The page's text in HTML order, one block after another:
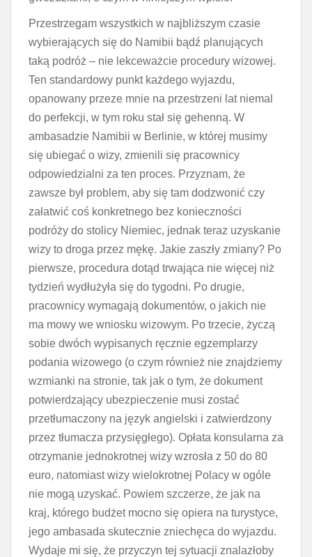
Przestrzegam wszystkich w najbliższym czasie
wybierających się do Namibii bądź planujących
taką podróż – nie lekceważcie procedury wizowej.
Ten standardowy punkt każdego wyjazdu,
opanowany przeze mnie na przestrzeni lat niemal
do perfekcji, w tym roku stał się gehenną. W
ambasadzie Namibii w Berlinie, w której musimy
się ubiegać o wizy, zmienili się pracownicy
odpowiedzialni za ten proces. Przyznam, że
zawsze był problem, aby się tam dodzwonić czy
załatwić coś konkretnego bez konieczności
podróży do stolicy Niemiec, jednak teraz uzyskanie
wizy to droga przez mękę. Jakie zaszły zmiany? Po
pierwsze, procedura dotąd trwająca nie więcej niż
tydzień wydłużyła się do tygodni. Po drugie,
pracownicy wymagają dokumentów, o jakich nie
ma mowy we wniosku wizowym. Po trzecie, życzą
sobie dwóch wypisanych ręcznie egzemplarzy
podania wizowego (o czym również nie znajdziemy
wzmianki na stronie, tak jak o tym, że dokument
potwierdzający ubezpieczenie musi zostać
przetłumaczony na język angielski i zatwierdzony
przez tłumacza przysięgłego). Opłata konsularna za
otrzymanie jednokrotnej wizy wzrosła z 50 do 80
euro, natomiast wizy wielokrotnej Polacy w ogóle
nie mogą uzyskać. Powiem szczerze, że jak na
kraj, którego budżet mocno się opiera na turystyce,
jego ambasada skutecznie zniechęca do wyjazdu.
Wydaje mi się, że przyczyn tej sytuacji znalazłoby